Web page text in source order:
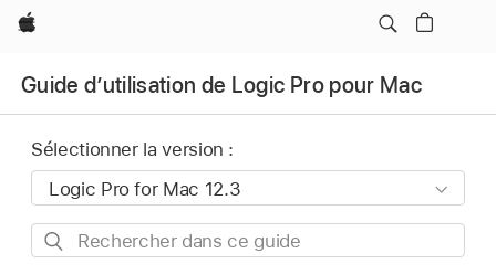
Apple
Guide d’utilisation de Logic Pro pour Mac
Sélectionner la version :
Rechercher